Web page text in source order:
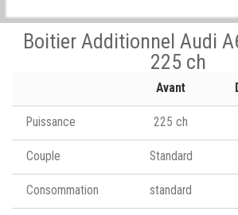
Boitier Additionnel Audi
225 ch
Avant
Puissance 225 ch
Couple Standard
Consommation standard